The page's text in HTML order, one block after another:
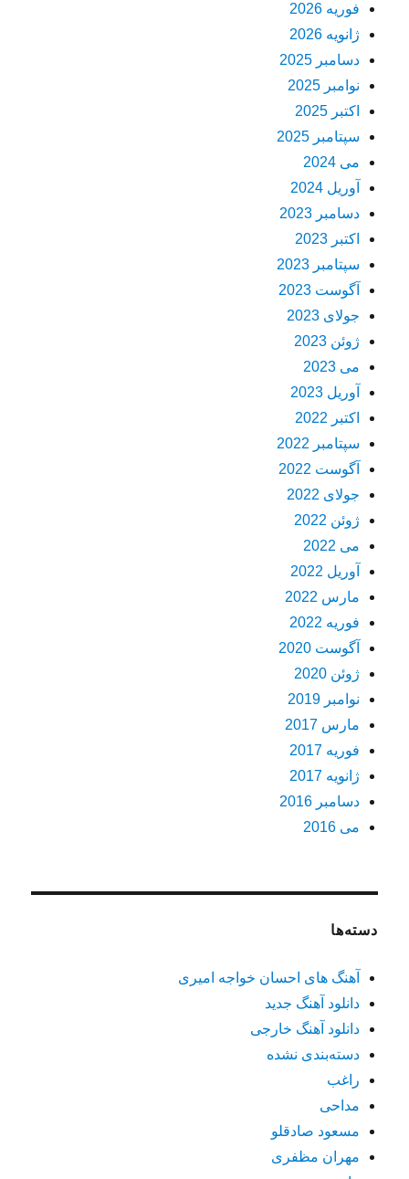
فوریه 2026
ژانویه 2026
دسامبر 2025
نوامبر 2025
اکتبر 2025
سپتامبر 2025
می 2024
آوریل 2024
دسامبر 2023
اکتبر 2023
سپتامبر 2023
آگوست 2023
جولای 2023
ژوئن 2023
می 2023
آوریل 2023
اکتبر 2022
سپتامبر 2022
آگوست 2022
جولای 2022
ژوئن 2022
می 2022
آوریل 2022
مارس 2022
فوریه 2022
آگوست 2020
ژوئن 2020
نوامبر 2019
مارس 2017
فوریه 2017
ژانویه 2017
دسامبر 2016
می 2016
دسته‌ها
آهنگ های احسان خواجه امیری
دانلود آهنگ جدید
دانلود آهنگ خارجی
دسته‌بندی نشده
راغب
مداحی
مسعود صادقلو
مهران مظفری